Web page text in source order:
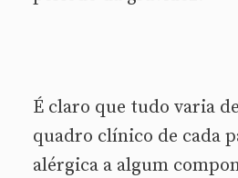
É claro que tudo varia
quadro clínico de cada
alérgica a algum